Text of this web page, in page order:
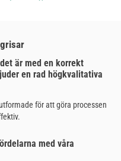
är med en korrekt
en rad högkvalitativa
för att göra processen
med våra